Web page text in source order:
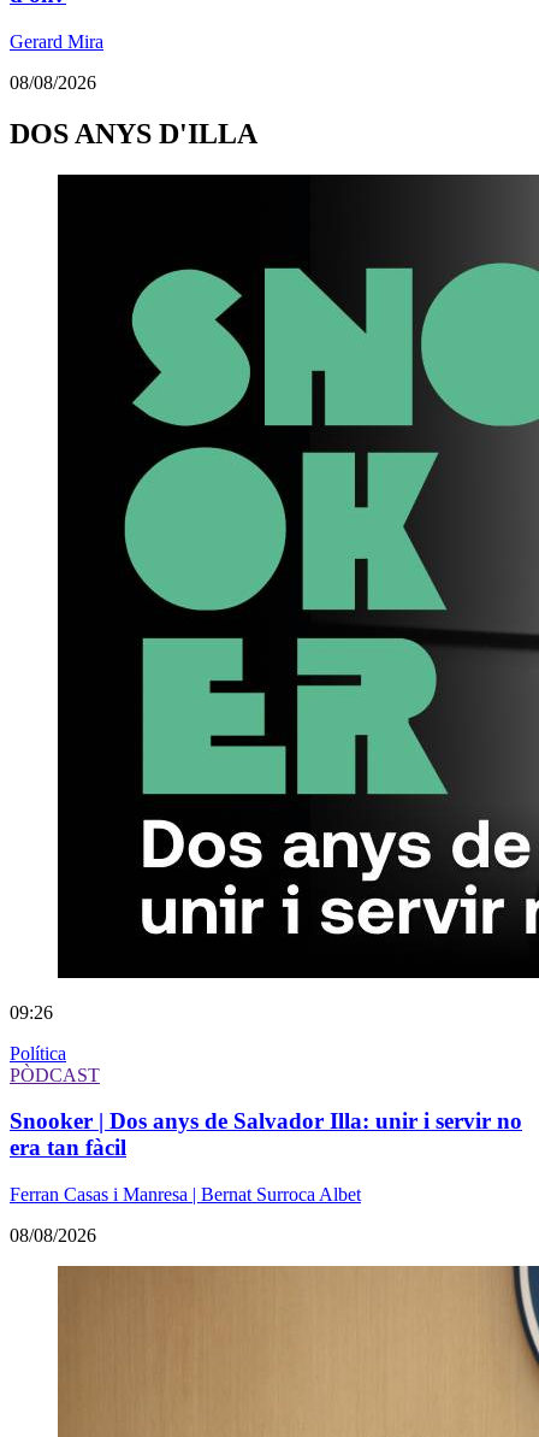
Gerard Mira
08/08/2026
DOS ANYS D'ILLA
09:26
Política
PÒDCAST
Snooker | Dos anys de Salvador Illa: unir i servir no
era tan fàcil
Ferran Casas i Manresa | Bernat Surroca Albet
08/08/2026